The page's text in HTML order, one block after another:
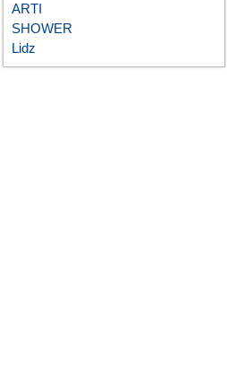
ARTI
SHOWER
Lidz